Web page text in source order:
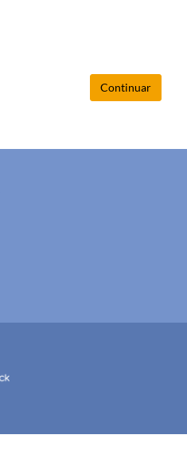
Continuar